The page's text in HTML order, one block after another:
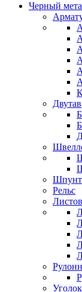
Черный
Шпунт
Рельс